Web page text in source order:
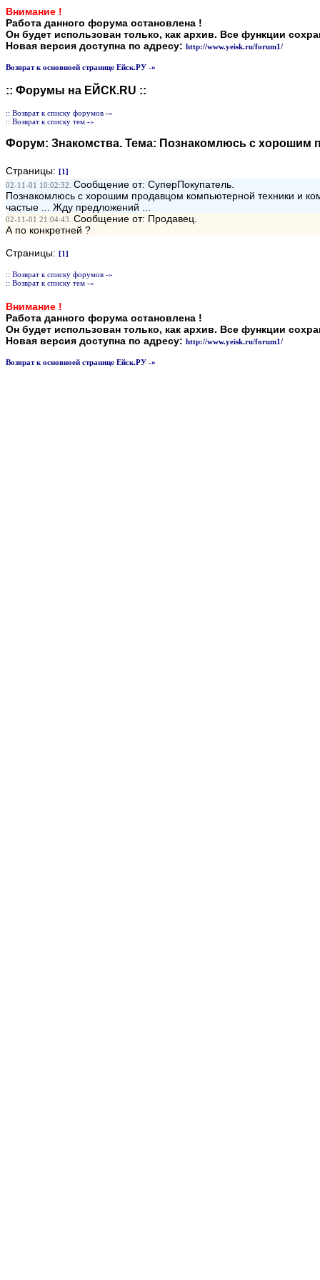
Внимание !
Работа данного форума остановлена !
Он будет использован только, как архив. Все функции
Новая версия доступна по адресу: http://www.yeisk.ru/forum1/
Возврат к основноей странице Ейск.РУ -»
:: Форумы на ЕЙСК.RU ::
:: Возврат к списку форумов -»
:: Возврат к списку тем -»
Форум: Знакомства. Тема: Познакомлюсь с хорошим
Страницы: [1]
02-11-01 10:02:32. Сообщение от: СуперПокупатель.
Познакомлюсь с хорошим продавцом компьютерной техники и
частые ... Жду предложений ...
02-11-01 21:04:43. Сообщение от: Продавец.
А по конкретней ?
Страницы: [1]
:: Возврат к списку форумов -»
:: Возврат к списку тем -»
Внимание !
Работа данного форума остановлена !
Он будет использован только, как архив. Все функции
Новая версия доступна по адресу: http://www.yeisk.ru/forum1/
Возврат к основноей странице Ейск.РУ -»